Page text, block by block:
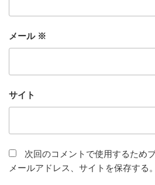
メール ※
サイト
次回のコメントで使用するため
メールアドレス、サイトを保存する。